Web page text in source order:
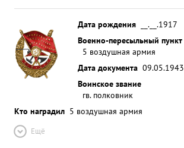
Дата рождения
__.__.1917
Военно-пересыльный пункт
5 воздушная армия
Дата документа 09.05.1943
Воинское звание
гв. полковник
Кто наградил 5 воздушная армия
Ещё